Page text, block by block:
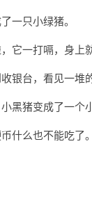
一只小绿猪。
它一打嗝，身上
银台，看见一堆
黑猪变成了一个
什么也不能吃了。